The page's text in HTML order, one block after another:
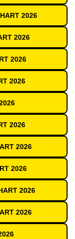
2026
2026
2026
2026
2026
2026
2026
2026
2026